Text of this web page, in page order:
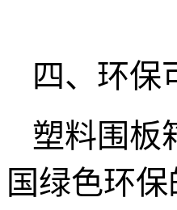
四、环保
塑料围板
国绿色环